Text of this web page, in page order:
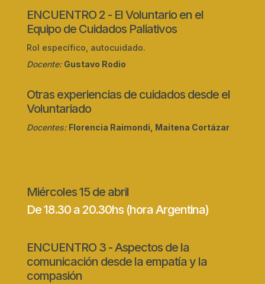
ENCUENTRO 2 - El Voluntario en el
Equipo de Cuidados Paliativos
Rol específico, autocuidado.
Docente: Gustavo Rodio
Otras experiencias de cuidados desde el
Voluntariado
Docentes: Florencia Raimondi, Maitena Cortázar
Miércoles 15 de abril
De 18.30 a 20.30hs (hora Argentina)
ENCUENTRO 3 - Aspectos de la
comunicación desde la empatía y la
compasión